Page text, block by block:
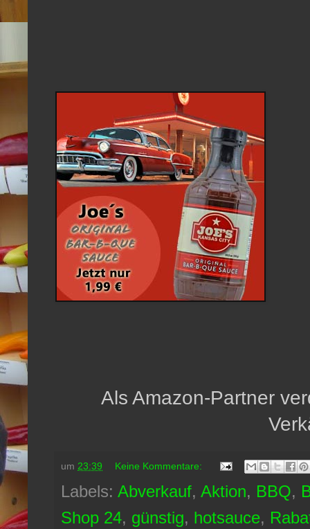
Als Amazon-Partner
um 23:39 Keine Kommentare:
Labels: Abverkauf, Aktion, BBQ,
Shop 24, günstig, hotsauce,